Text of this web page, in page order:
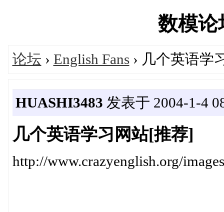
数模论
论坛 › English Fans› 几个英语学
HUASHI3483 发表于 2004-1-4
几个英语学习网站[推荐]
http://www.crazyenglish.org/